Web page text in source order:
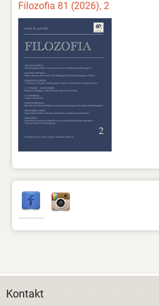
Filozofia 81 (2026), 2
Kontakt